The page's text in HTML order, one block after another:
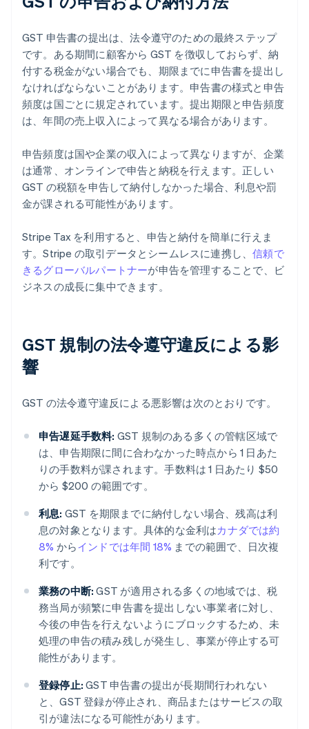
GST 申告書の提出は、法令遵守のための最終ステップ
です。ある期間に顧客から GST を徴収しておらず、納
付する税金がない場合でも、期限までに申告書を提出し
なければならないことがあります。申告書の様式と申告
頻度は国ごとに規定されています。提出期限と申告頻度
は、年間の売上収入によって異なる場合があります。
申告頻度は国や企業の収入によって異なりますが、企業
は通常、オンラインで申告と納税を行えます。正しい
GST の税額を申告して納付しなかった場合、利息や罰
金が課される可能性があります。
Stripe Tax を利用すると、申告と納付を簡単に行えま
す。Stripe の取引データとシームレスに連携し、信頼で
きるグローバルパートナーが申告を管理することで、ビ
ジネスの成長に集中できます。
GST 規制の法令遵守違反による影
響
GST の法令遵守違反による悪影響は次のとおりです。
申告遅延手数料: GST 規制のある多くの管轄区域で
は、申告期限に間に合わなかった時点から 1 日あた
りの手数料が課されます。手数料は 1 日あたり $50
から $200 の範囲です。
利息: GST を期限までに納付しない場合、残高は利
息の対象となります。具体的な金利はカナダでは約
8% からインドでは年間 18% までの範囲で、日次複
利です。
業務の中断: GST が適用される多くの地域では、税
務当局が頻繁に申告書を提出しない事業者に対し、
今後の申告を行えないようにブロックするため、未
処理の申告の積み残しが発生し、事業が停止する可
能性があります。
登録停止: GST 申告書の提出が長期間行われない
と、GST 登録が停止され、商品またはサービスの取
引が違法になる可能性があります。